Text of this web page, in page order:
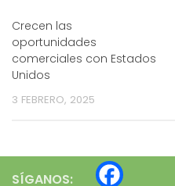
Crecen las
oportunidades
comerciales con Estados
Unidos
3 FEBRERO, 2025
SÍGANOS: